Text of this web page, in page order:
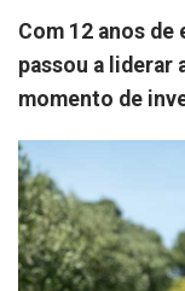
Com 12 anos
passou a liderar
momento de